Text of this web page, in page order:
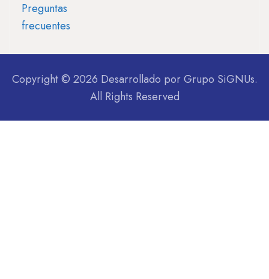
Preguntas
frecuentes
Copyright © 2026 Desarrollado porGrupo SiGNUs.
All Rights Reserved